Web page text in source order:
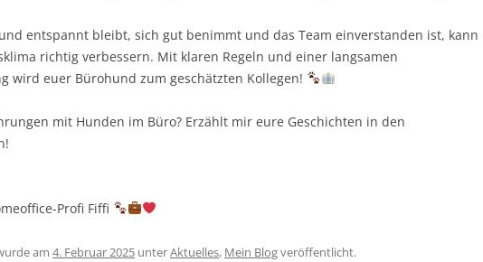
entspannt bleibt, sich gut benimmt und das Team einverstanden ist, kann
richtig verbessern. Mit klaren Regeln und einer langsamen
wird euer Bürohund zum geschätzten Kollegen!
mit Hunden im Büro? Erzählt mir eure Geschichten in den
Profi Fiffi
am 4. Februar 2025 unterAktuelles, Mein Blogveröffentlicht.